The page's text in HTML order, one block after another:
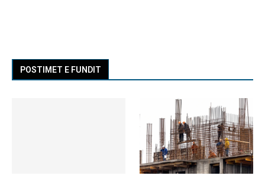
POSTIMET E FUNDIT